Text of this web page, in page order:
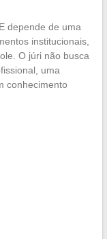
depende de uma
institucionais,
O júri não busca
uma
conhecimento